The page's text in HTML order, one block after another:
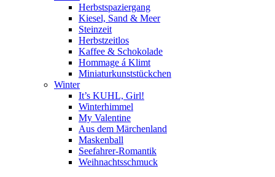
Herbstspaziergang
Kiesel, Sand & Meer
Steinzeit
Herbstzeitlos
Kaffee & Schokolade
Hommage á Klimt
Miniaturkunststückchen
Winter
It’s KUHL, Girl!
Winterhimmel
My Valentine
Aus dem Märchenland
Maskenball
Seefahrer-Romantik
Weihnachtsschmuck